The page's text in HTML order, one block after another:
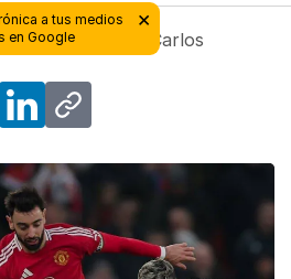
a tus medios
en Google
×
| Por
Juan Carlos
LinkedInCopy link